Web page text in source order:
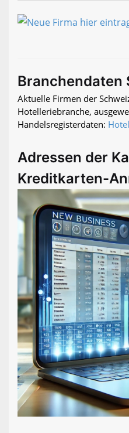
Branchendaten
Aktuelle Firmen der
Hotelleriebranche,
Handelsregisterdaten:
Adressen der
Kreditkarten-